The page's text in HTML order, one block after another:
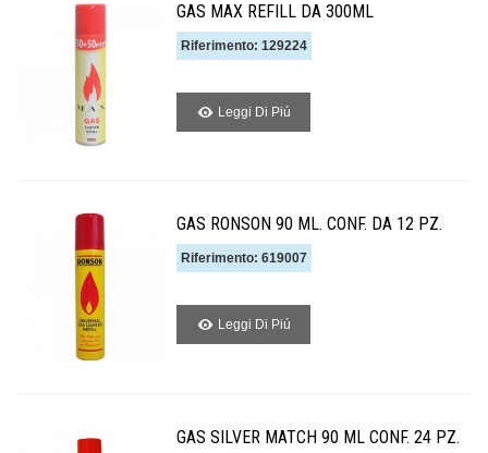
GAS MAX REFILL DA 300ML
Riferimento: 129224
Leggi Di Piú
GAS RONSON 90 ML. CONF. DA 12 PZ.
Riferimento: 619007
Leggi Di Piú
GAS SILVER MATCH 90 ML CONF. 24 PZ.